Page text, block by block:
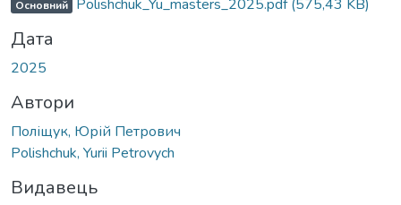
Основний Polishchuk_Yu_masters_2025.pdf(575,43 KB)
Дата
2025
Автори
Поліщук, Юрій Петрович
Polishchuk, Yurii Petrovych
Видавець